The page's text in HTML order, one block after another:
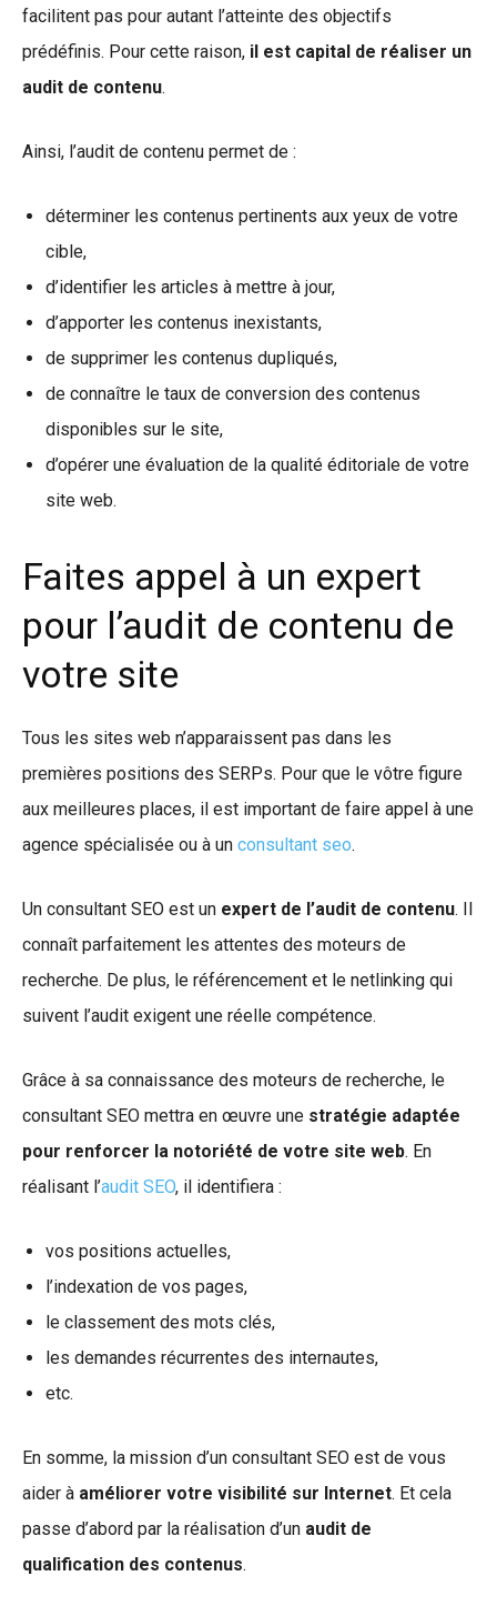
facilitent pas pour autant l’atteinte des objectifs
prédéfinis. Pour cette raison, il est capital de réaliser un
audit de contenu.
Ainsi, l’audit de contenu permet de :
déterminer les contenus pertinents aux yeux de votre
cible,
d’identifier les articles à mettre à jour,
d’apporter les contenus inexistants,
de supprimer les contenus dupliqués,
de connaître le taux de conversion des contenus
disponibles sur le site,
d’opérer une évaluation de la qualité éditoriale de votre
site web.
Faites appel à un expert
pour l’audit de contenu de
votre site
Tous les sites web n’apparaissent pas dans les
premières positions des SERPs. Pour que le vôtre figure
aux meilleures places, il est important de faire appel à une
agence spécialisée ou à un consultant seo.
Un consultant SEO est un expert de l’audit de contenu. Il
connaît parfaitement les attentes des moteurs de
recherche. De plus, le référencement et le netlinking qui
suivent l’audit exigent une réelle compétence.
Grâce à sa connaissance des moteurs de recherche, le
consultant SEO mettra en œuvre une stratégie adaptée
pour renforcer la notoriété de votre site web. En
réalisant l’audit SEO, il identifiera :
vos positions actuelles,
l’indexation de vos pages,
le classement des mots clés,
les demandes récurrentes des internautes,
etc.
En somme, la mission d’un consultant SEO est de vous
aider à améliorer votre visibilité sur Internet. Et cela
passe d’abord par la réalisation d’un audit de
qualification des contenus.